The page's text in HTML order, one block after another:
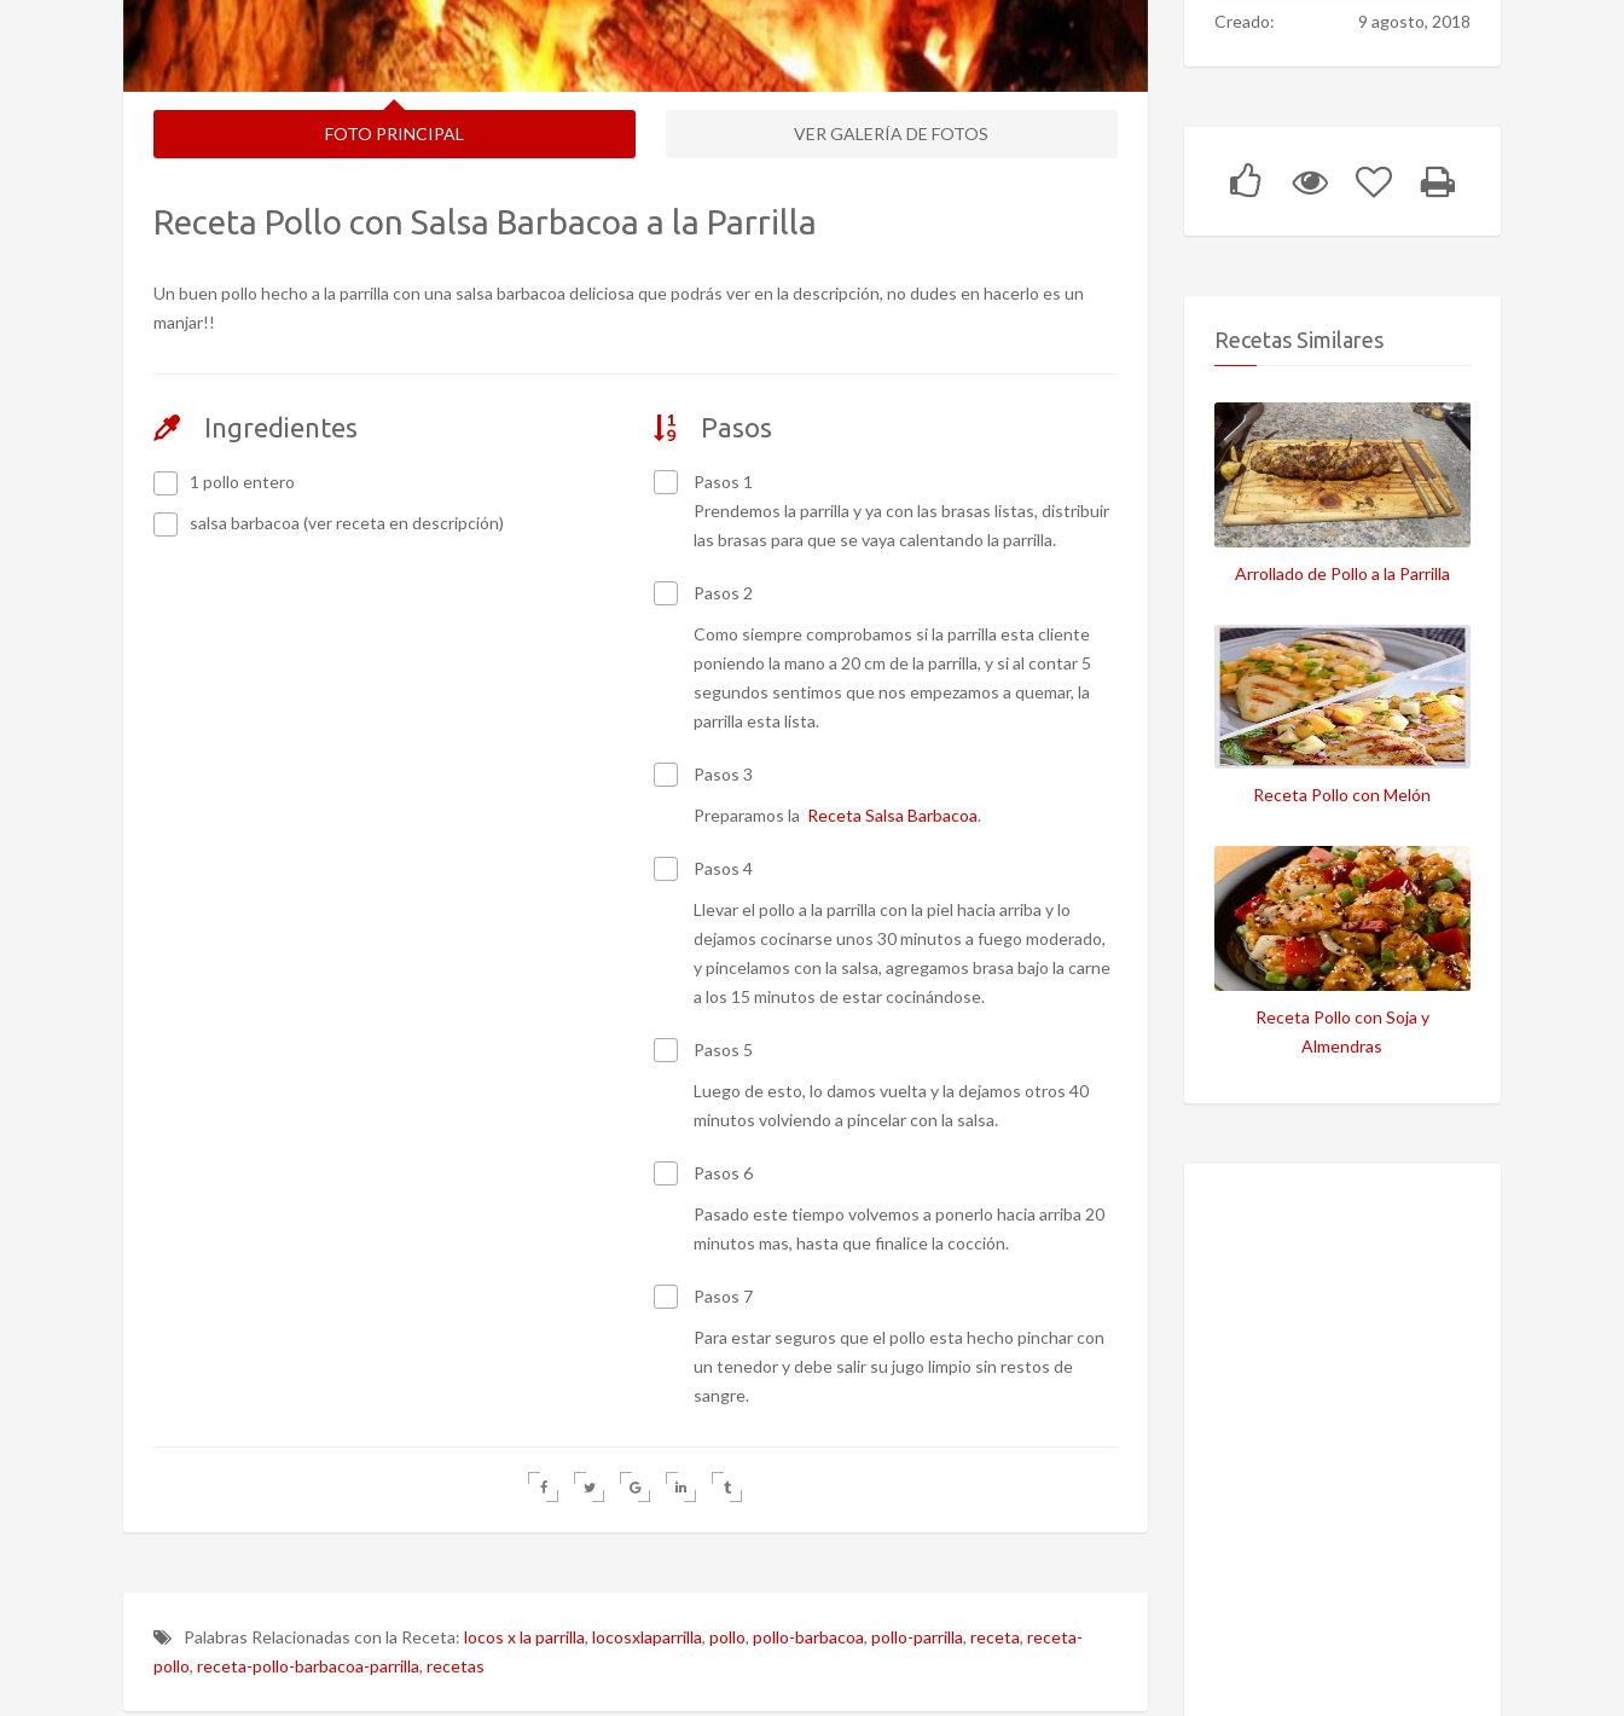
FOTO PRINCIPAL VER GALERÍA DE FOTOS
Receta Pollo con Salsa Barbacoa a la Parrilla
Un buen pollo hecho a la parrilla con una salsa barbacoa deliciosa que podrás ver en la descripción, no dudes en hacerlo es un
manjar!!
Ingredientes
1 pollo entero
salsa barbacoa (ver receta en descripción)
Pasos
Pasos 1
Prendemos la parrilla y ya con las brasas listas, distribuir
las brasas para que se vaya calentando la parrilla.
Pasos 2
Como siempre comprobamos si la parrilla esta cliente
poniendo la mano a 20 cm de la parrilla, y si al contar 5
segundos sentimos que nos empezamos a quemar, la
parrilla esta lista.
Pasos 3
Preparamos la Receta Salsa Barbacoa.
Pasos 4
Llevar el pollo a la parrilla con la piel hacia arriba y lo
dejamos cocinarse unos 30 minutos a fuego moderado,
y pincelamos con la salsa, agregamos brasa bajo la carne
a los 15 minutos de estar cocinándose.
Pasos 5
Luego de esto, lo damos vuelta y la dejamos otros 40
minutos volviendo a pincelar con la salsa.
Pasos 6
Pasado este tiempo volvemos a ponerlo hacia arriba 20
minutos mas, hasta que finalice la cocción.
Pasos 7
Para estar seguros que el pollo esta hecho pinchar con
un tenedor y debe salir su jugo limpio sin restos de
sangre.
Palabras Relacionadas con la Receta: locos x la parrilla, locosxlaparrilla, pollo, pollo-barbacoa, pollo-parrilla, receta, receta-
pollo, receta-pollo-barbacoa-parrilla, recetas
Creado: 9 agosto, 2018
Recetas Similares
Arrollado de Pollo a la Parrilla
Receta Pollo con Melón
Receta Pollo con Soja y
Almendras